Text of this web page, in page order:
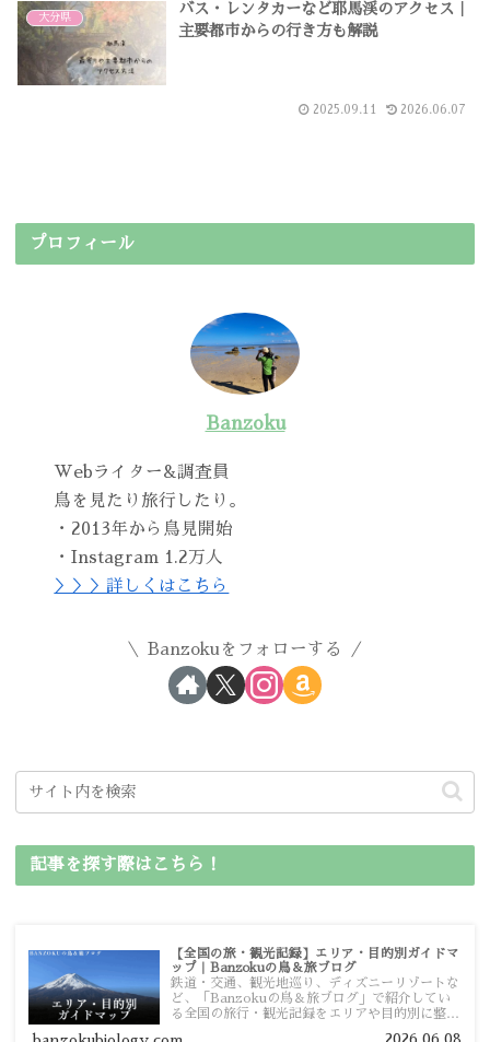
大分県
バス・レンタカーなど耶馬渓のアクセス｜
主要都市からの行き方も解説
2025.09.11 2026.06.07
プロフィール
Banzoku
Webライター&調査員
鳥を見たり旅行したり。
・2013年から鳥見開始
・Instagram 1.2万人
＞＞＞詳しくはこちら
Banzokuをフォローする
記事を探す際はこちら！
【全国の旅・観光記録】エリア・目的別ガイドマ
ップ｜Banzokuの鳥＆旅ブログ
鉄道・交通、観光地巡り、ディズニーリゾートな
ど、「Banzokuの鳥＆旅ブログ」で紹介してい
る全国の旅行・観光記録をエリアや目的別に整理
2026.06.08